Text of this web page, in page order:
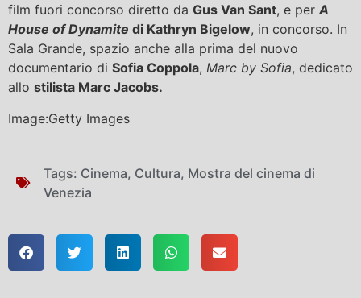
film fuori concorso diretto da Gus Van Sant, e per A
House of Dynamite di Kathryn Bigelow, in concorso. In
Sala Grande, spazio anche alla prima del nuovo
documentario di Sofia Coppola, Marc by Sofia, dedicato
allo stilista Marc Jacobs.
Image:Getty Images
Tags: Cinema, Cultura, Mostra del cinema di
Venezia